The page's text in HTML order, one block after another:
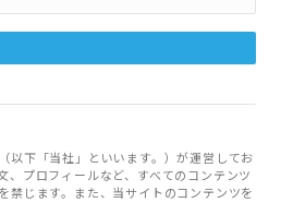
以下「当社」といいます。）が運営してお
、プロフィールなど、すべてのコンテンツ
禁じます。また、当サイトのコンテンツを